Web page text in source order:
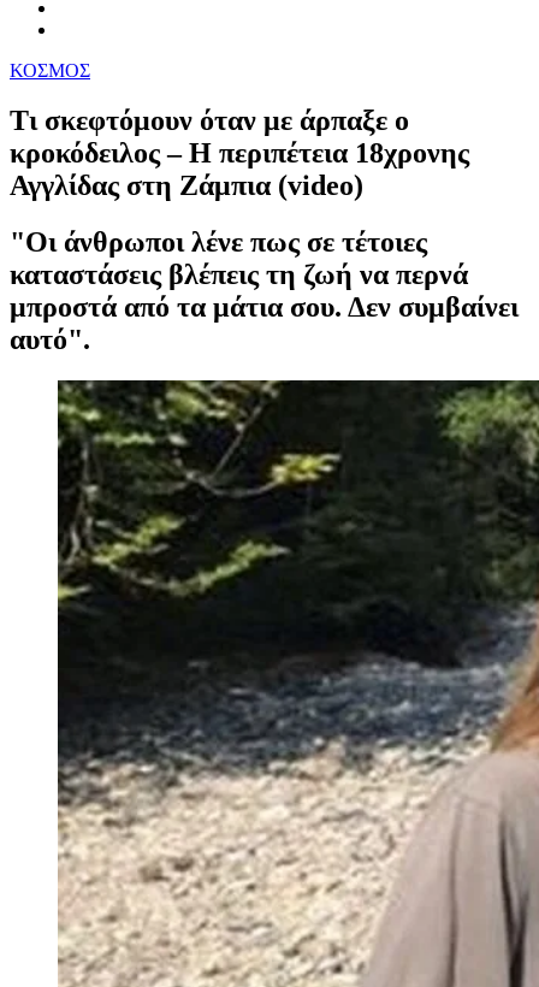
ΚΟΣΜΟΣ
Τι σκεφτόμουν όταν με άρπαξε ο
κροκόδειλος – Η περιπέτεια 18χρονης
Αγγλίδας στη Ζάμπια (video)
"Οι άνθρωποι λένε πως σε τέτοιες
καταστάσεις βλέπεις τη ζωή να περνά
μπροστά από τα μάτια σου. Δεν συμβαίνει
αυτό".